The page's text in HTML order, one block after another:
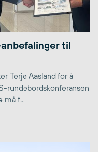
til
Terje Aasland for å
rundebordskonferansen
må f...